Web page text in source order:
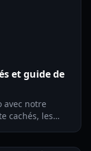
et guide de
avec notre
cachés, les